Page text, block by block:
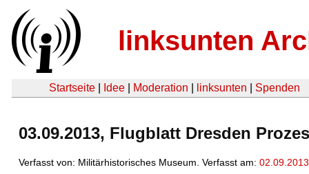
linksunten
Startseite Idee Moderation linksunten Spenden
03.09.2013, Flugblatt Dresden
Verfasst von: Militärhistorisches Museum. Verfasst am: 02.09.2013